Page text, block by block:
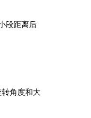
段距离后
角度和大